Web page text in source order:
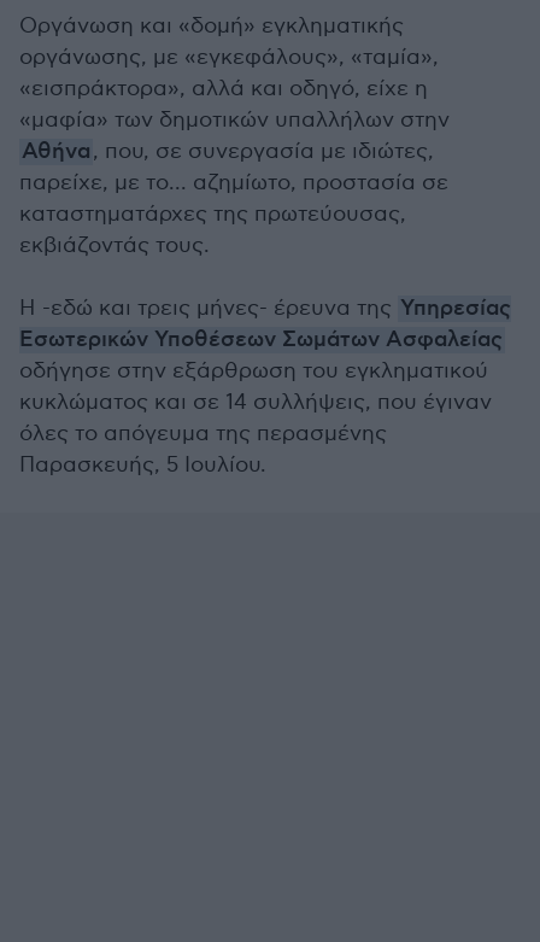
Οργάνωση και «δομή» εγκληματικής
οργάνωσης, με «εγκεφάλους», «ταμία»,
«εισπράκτορα», αλλά και οδηγό, είχε η
«μαφία» των δημοτικών υπαλλήλων στην
Αθήνα, που, σε συνεργασία με ιδιώτες,
παρείχε, με το... αζημίωτο, προστασία σε
καταστηματάρχες της πρωτεύουσας,
εκβιάζοντάς τους.
Η -εδώ και τρεις μήνες- έρευνα της Υπηρεσίας
Εσωτερικών Υποθέσεων Σωμάτων Ασφαλείας
οδήγησε στην εξάρθρωση του εγκληματικού
κυκλώματος και σε 14 συλλήψεις, που έγιναν
όλες το απόγευμα της περασμένης
Παρασκευής, 5 Ιουλίου.